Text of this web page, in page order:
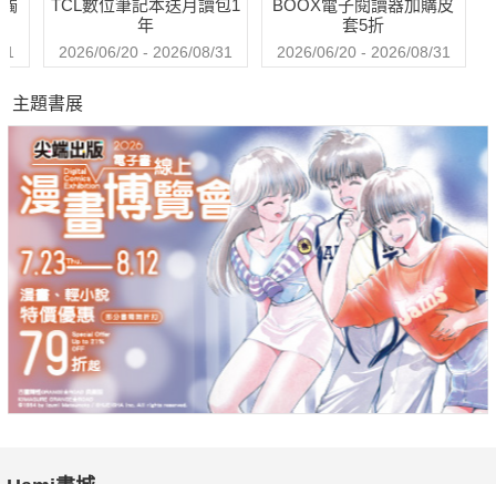
成影響。當系統愈複雜，反饋就需要愈久的時間才會出現，形成
作者唐內拉‧梅多斯（Donella H. Meadows）是系統思想家、環
境科學家，師承系統動力學的創始人、知名的「世界模型Ⅲ」主
要創立者傑‧福瑞斯特（Jay Forrester）；她也是「學習型組織
之父」、《第五項修練》作者彼得‧聖吉（Peter Senge）的老
師。她參與合著的《成長的極限》（The Limits to Growth）全球
銷量超過1000萬冊，引領全球關注永續發展的議題，是帶動社會
觀念變革的經典著作。
本書是作者超過30多年的智慧結晶，書中詳述系統思考的3大特
徵、6大障礙、8大陷阱與對策與12項變革方式，以及系統共舞的
15則生存法則。在生活、工作、組織、環境、政策、社會和經濟
◎掌握循環思考的訣竅，跳脫線性思考的限制。
TCL數位筆記本送月讀包1
年
2026/06/20 - 2026/08/31
BOOX電子閱讀器加購皮
套5折
2026/06/20 - 2026/08/31
主題書展